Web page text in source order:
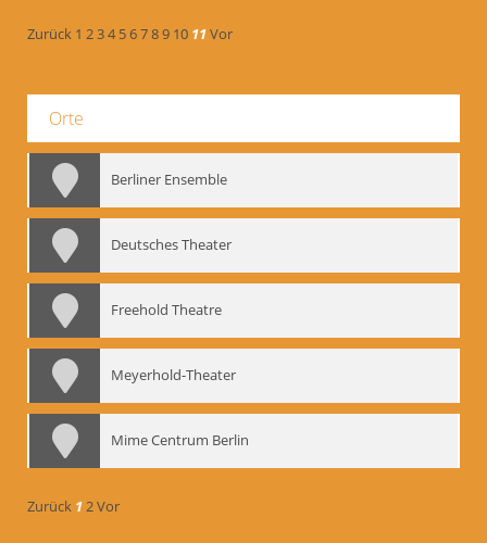
Zurück 1 234 56789 10 11Vor
Orte
Berliner Ensemble
Deutsches Theater
Freehold Theatre
Meyerhold-Theater
Mime Centrum Berlin
Zurück 12Vor